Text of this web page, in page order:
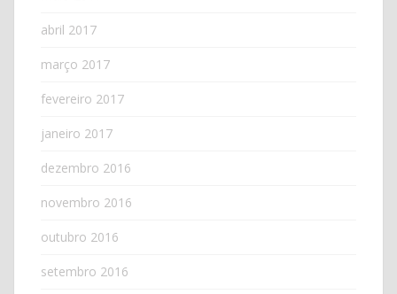
abril 2017
março 2017
fevereiro 2017
janeiro 2017
dezembro 2016
novembro 2016
outubro 2016
setembro 2016